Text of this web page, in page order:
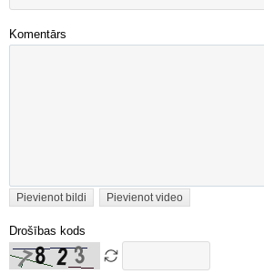
Komentārs
Pievienot bildi Pievienot video
Drošības kods